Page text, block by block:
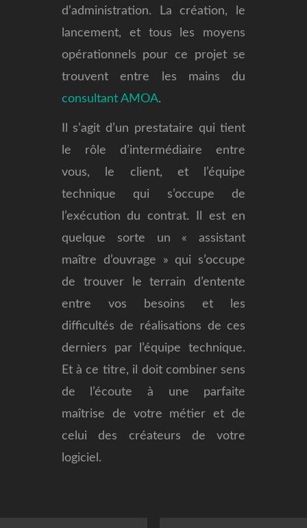
d’administration. La création, le
lancement, et tous les moyens
opérationnels pour ce projet se
trouvent entre les mains du
consultant AMOA.
Il s’agit d’un prestataire qui tient
le rôle d’intermédiaire entre
vous, le client, et l’équipe
technique qui s’occupe de
l’exécution du contrat. Il est en
quelque sorte un « assistant
maître d’ouvrage » qui s’occupe
de trouver le terrain d’entente
entre vos besoins et les
difficultés de réalisations de ces
derniers par l’équipe technique.
Et à ce titre, il doit combiner sens
de l’écoute à une parfaite
maîtrise de votre métier et de
celui des créateurs de votre
logiciel.